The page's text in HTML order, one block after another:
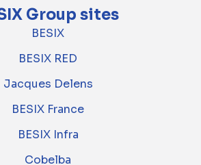
Group sites
BESIX
BESIX RED
Jacques Delens
BESIX France
BESIX Infra
Cobelba